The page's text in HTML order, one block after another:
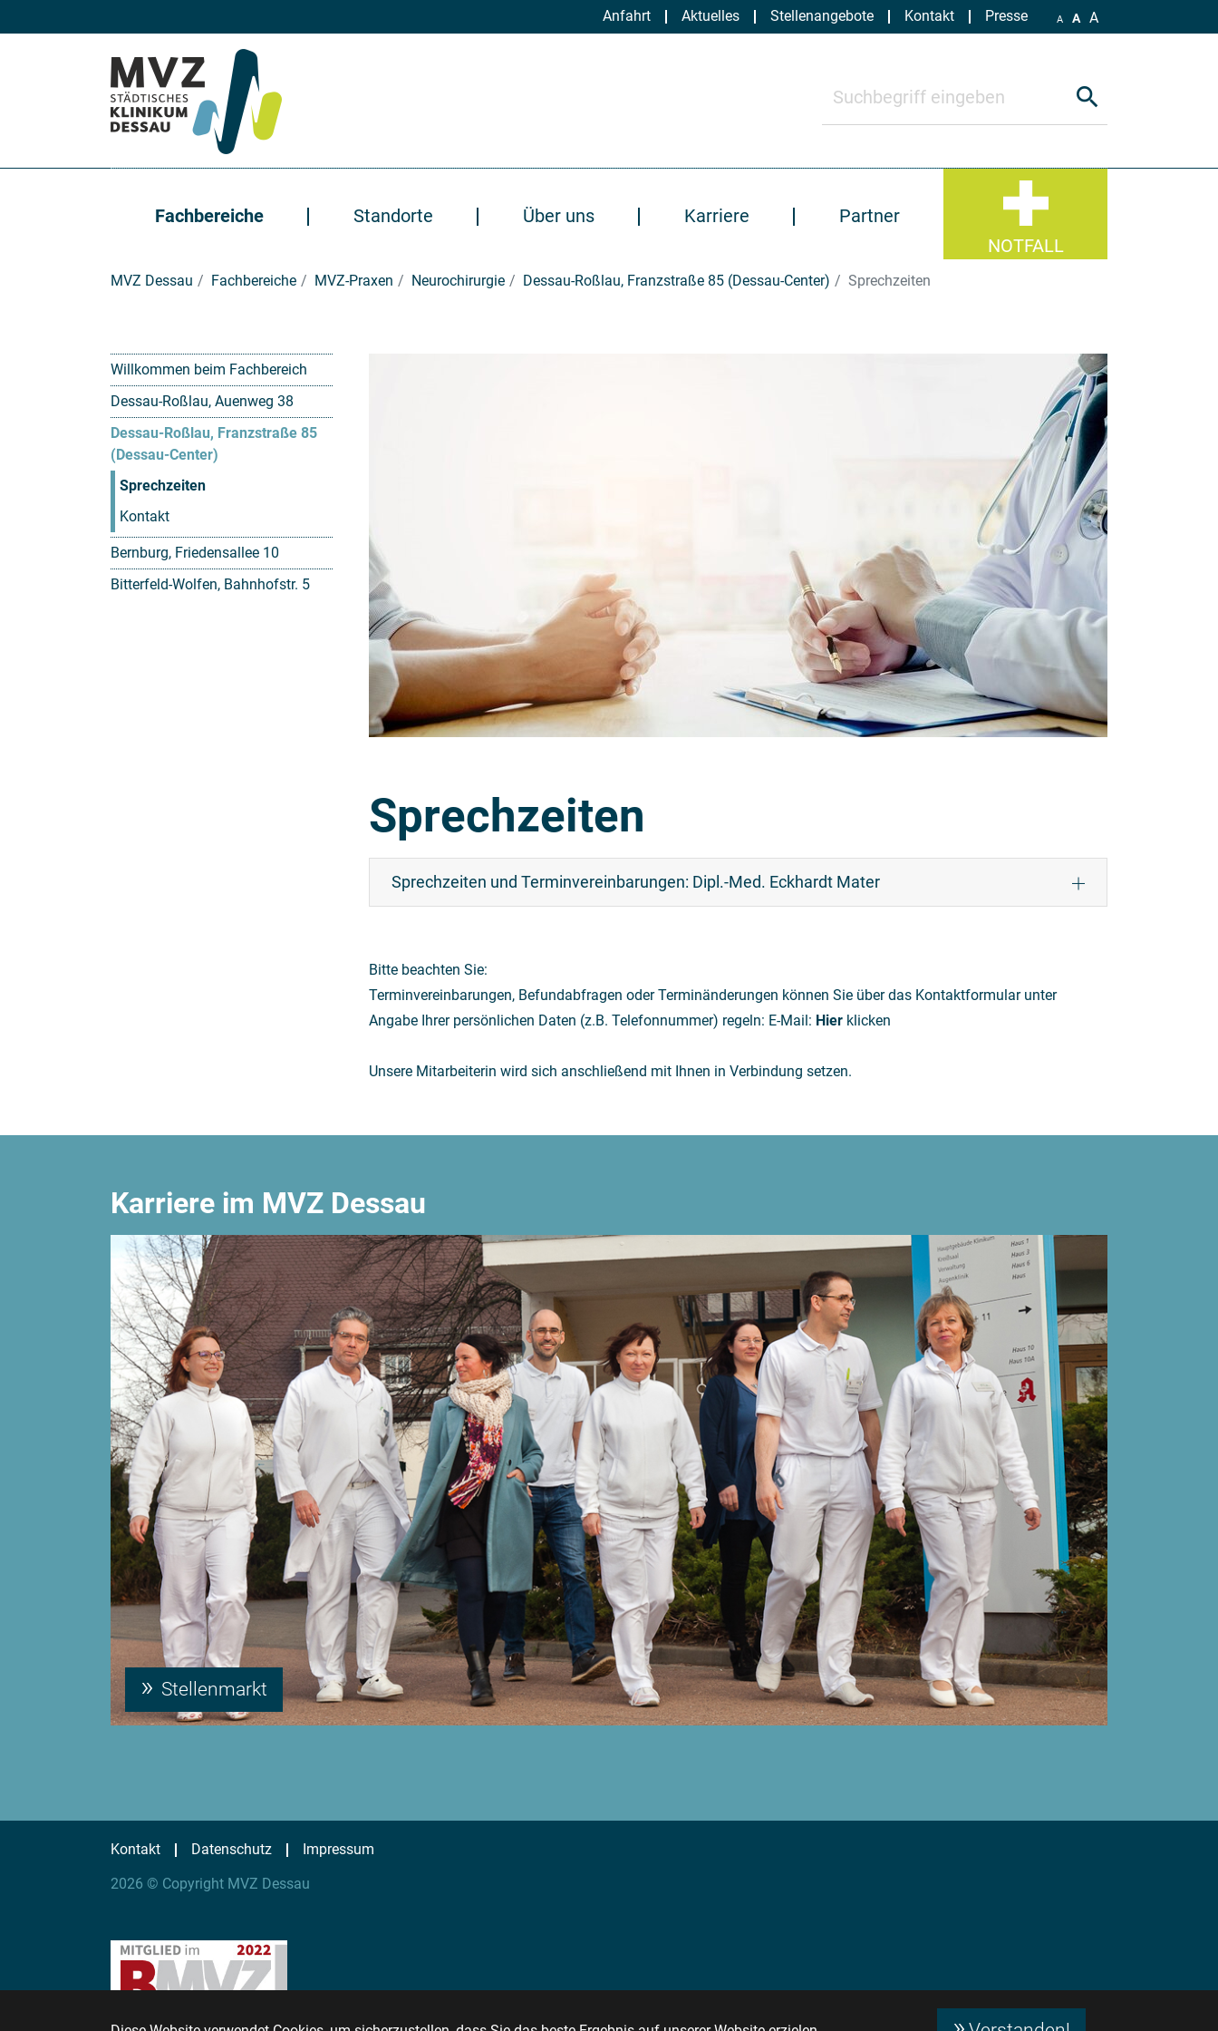
Anfahrt Aktuelles Stellenangebote Kontakt Presse A A A
search
Fachbereiche Standorte Über uns Karriere
Partner
NOTFALL
Sie sind hier:
MVZ Dessau Fachbereiche MVZ-Praxen Neurochirurgie Dessau-Roßlau, Franzstraße 85 (Dessau-Center) Sprechzeiten
Willkommen beim Fachbereich
Dessau-Roßlau, Auenweg 38
Dessau-Roßlau, Franzstraße 85
(Dessau-Center)
Sprechzeiten
Kontakt
Bernburg, Friedensallee 10
Bitterfeld-Wolfen, Bahnhofstr. 5
Sprechzeiten
Sprechzeiten und Terminvereinbarungen: Dipl.-Med. Eckhardt Mater
Bitte beachten Sie:
Terminvereinbarungen, Befundabfragen oder Terminänderungen können Sie über das Kontaktformular unter
Angabe Ihrer persönlichen Daten (z.B. Telefonnummer) regeln: E-Mail: Hier klicken
Unsere Mitarbeiterin wird sich anschließend mit Ihnen in Verbindung setzen.
Karriere im MVZ Dessau
Stellenmarkt
Kontakt Datenschutz
Impressum
2026 © Copyright MVZ Dessau